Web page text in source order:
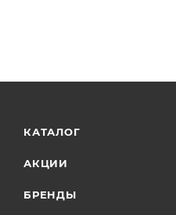
КАТАЛОГ
АКЦИИ
БРЕНДЫ